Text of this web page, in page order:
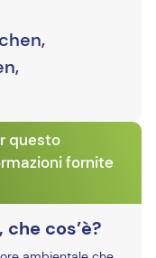
questo
fornite
che cos’è?